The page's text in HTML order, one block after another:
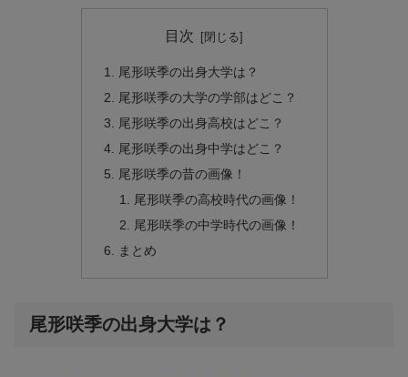
目次
尾形咲季の出身大学は？
尾形咲季の大学の学部はどこ？
尾形咲季の出身高校はどこ？
尾形咲季の出身中学はどこ？
尾形咲季の昔の画像！
尾形咲季の高校時代の画像！
尾形咲季の中学時代の画像！
まとめ
尾形咲季の出身大学は？